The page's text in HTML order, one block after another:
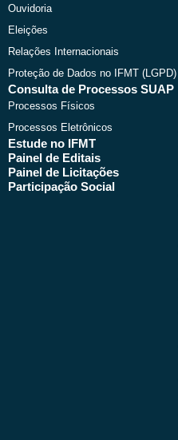
Ouvidoria
Eleições
Relações Internacionais
Proteção de Dados no IFMT (LGPD)
Consulta de Processos SUAP
Processos Físicos
Processos Eletrônicos
Estude no IFMT
Painel de Editais
Painel de Licitações
Participação Social